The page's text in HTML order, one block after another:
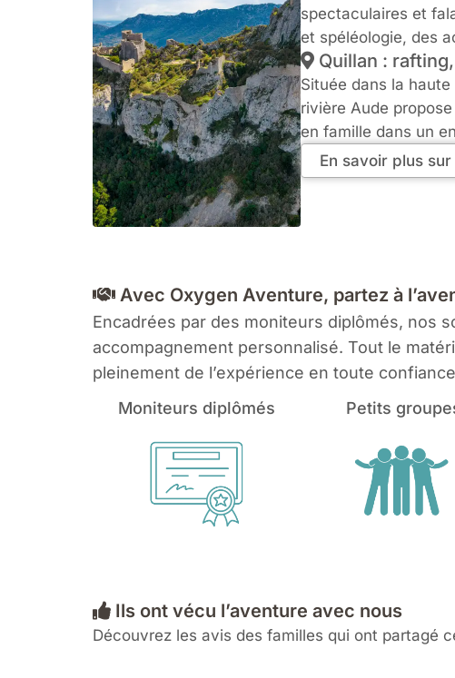
spectaculaires et
et spéléologie, des
Quillan :
Située dans la haute
rivière Aude
en famille dans un
En savoir plus
Avec Oxygen Aventure, partez à
Encadrées par des moniteurs diplômés, nos
accompagnement personnalisé. Tout le
pleinement de l’expérience en toute
Moniteurs diplômés
Petits
Ils ont vécu l’aventure avec nous
Découvrez les avis des familles qui ont partagé